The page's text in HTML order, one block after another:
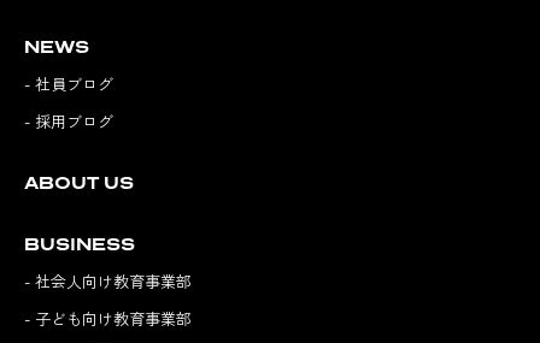
NEWS
- 社員ブログ
- 採用ブログ
ABOUT US
BUSINESS
- 社会人向け教育事業部
- 子ども向け教育事業部